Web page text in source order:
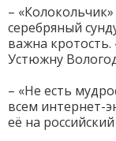
–
серебряный
важна
Устюжну
– «Не есть
всем интернет-
её на